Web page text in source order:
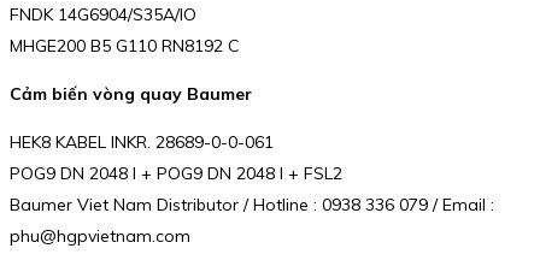
FNDK 14G6904/S35A/IO
MHGE200 B5 G110 RN8192 C
Cảm biến vòng quay Baumer
HEK8 KABEL INKR. 28689-0-0-061
POG9 DN 2048 I + POG9 DN 2048 I + FSL2
Baumer Viet Nam Distributor / Hotline : 0938 336 079 / Email :
phu@hgpvietnam.com